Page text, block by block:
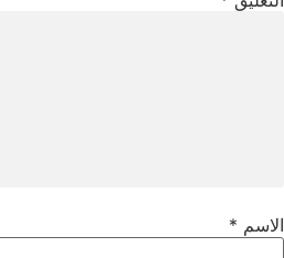
الاسم *